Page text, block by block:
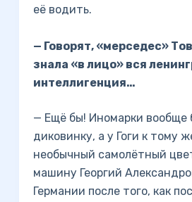
её водить.
— Говорят, «мерседес»
знала «в лицо» вся
интеллигенция…
— Ещё бы! Иномарки вообще
диковинку, а у Гоги к тому
необычный самолётный
машину Георгий
Германии после того, как